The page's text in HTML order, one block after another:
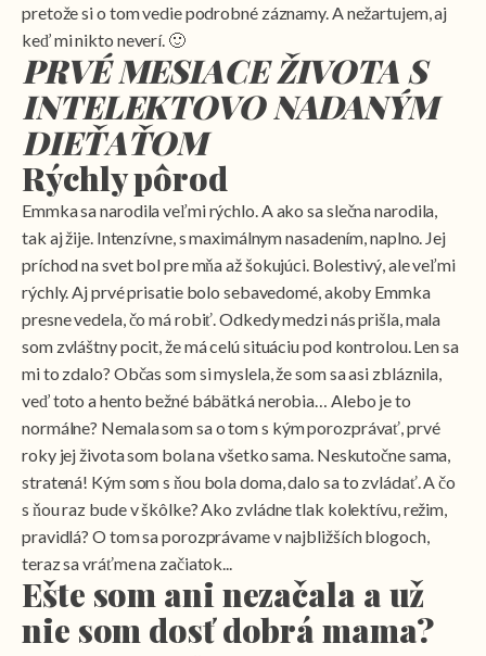
pretože si o tom vedie podrobné záznamy. A nežartujem, aj
keď mi nikto neverí. 🙂
PRVÉ MESIACE ŽIVOTA S
INTELEKTOVO NADANÝM
DIEŤAŤOM
Rýchly pôrod
Emmka sa narodila veľmi rýchlo. A ako sa slečna narodila,
tak aj žije. Intenzívne, s maximálnym nasadením, naplno. Jej
príchod na svet bol pre mňa až šokujúci. Bolestivý, ale veľmi
rýchly. Aj prvé prisatie bolo sebavedomé, akoby Emmka
presne vedela, čo má robiť. Odkedy medzi nás prišla, mala
som zvláštny pocit, že má celú situáciu pod kontrolou. Len sa
mi to zdalo? Občas som si myslela, že som sa asi zbláznila,
veď toto a hento bežné bábätká nerobia… Alebo je to
normálne? Nemala som sa o tom s kým porozprávať, prvé
roky jej života som bola na všetko sama. Neskutočne sama,
stratená! Kým som s ňou bola doma, dalo sa to zvládať. A čo
s ňou raz bude v škôlke? Ako zvládne tlak kolektívu, režim,
pravidlá? O tom sa porozprávame v najbližších blogoch,
teraz sa vráťme na začiatok...
Ešte som ani nezačala a už
nie som dosť dobrá mama?